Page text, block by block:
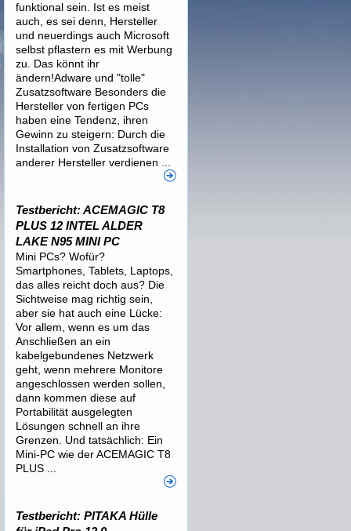
funktional sein. Ist es meist
auch, es sei denn, Hersteller
und neuerdings auch Microsoft
selbst pflastern es mit Werbung
zu. Das könnt ihr
ändern!Adware und "tolle"
Zusatzsoftware Besonders die
Hersteller von fertigen PCs
haben eine Tendenz, ihren
Gewinn zu steigern: Durch die
Installation von Zusatzsoftware
anderer Hersteller verdienen ...
Testbericht: ACEMAGIC T8
PLUS 12 INTEL ALDER
LAKE N95 MINI PC
Mini PCs? Wofür?
Smartphones, Tablets, Laptops,
das alles reicht doch aus? Die
Sichtweise mag richtig sein,
aber sie hat auch eine Lücke:
Vor allem, wenn es um das
Anschließen an ein
kabelgebundenes Netzwerk
geht, wenn mehrere Monitore
angeschlossen werden sollen,
dann kommen diese auf
Portabilität ausgelegten
Lösungen schnell an ihre
Grenzen. Und tatsächlich: Ein
Mini-PC wie der ACEMAGIC T8
PLUS ...
Testbericht: PITAKA Hülle